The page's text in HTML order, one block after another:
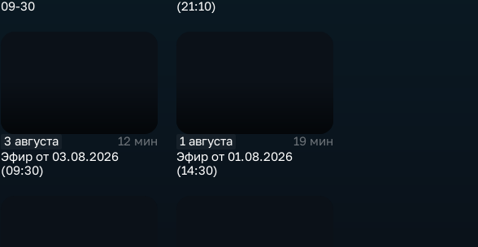
09-30
(21:10)
3 августа
12 мин
Эфир от 03.08.2026
(09:30)
1 августа
19 мин
Эфир от 01.08.2026
(14:30)